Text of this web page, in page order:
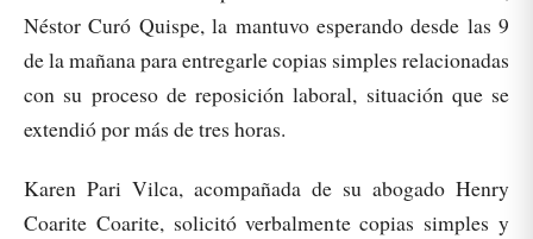
Néstor Curó Quispe, la mantuvo esperando desde las 9
de la mañana para entregarle copias simples relacionadas
con su proceso de reposición laboral, situación que se
extendió por más de tres horas.
Karen Pari Vilca, acompañada de su abogado Henry
Coarite Coarite, solicitó verbalmente copias simples y